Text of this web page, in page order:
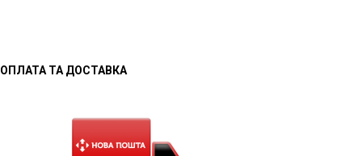
ОПЛАТА ТА ДОСТАВКА